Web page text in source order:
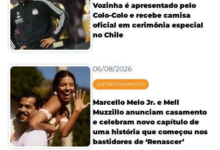
Vozinha é apresentado pelo
Colo-Colo e recebe camisa
oficial em cerimônia especial
no Chile
06/08/2026
ENTRETENIMENTO
Marcello Melo Jr. e Mell
Muzzillo anunciam casamento
e celebram novo capítulo de
uma história que começou nos
bastidores de ‘Renascer’